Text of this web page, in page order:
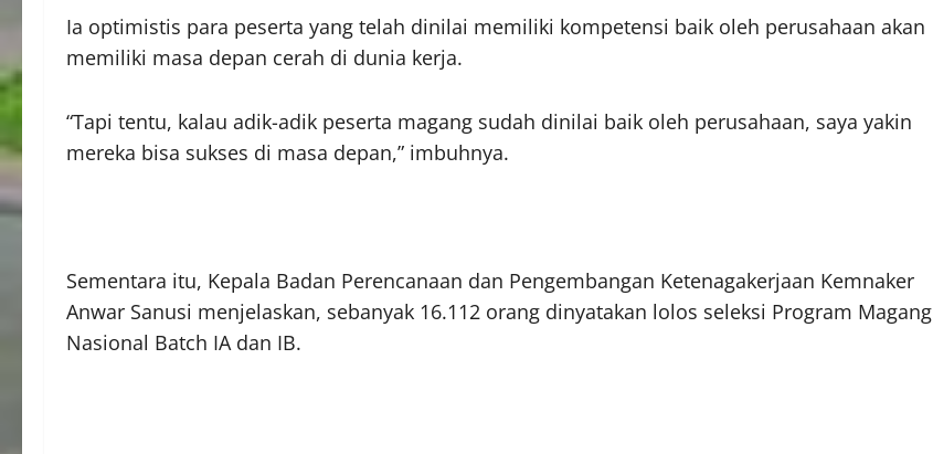
Ia optimistis para peserta yang telah dinilai memiliki kompetensi baik oleh perusahaan akan
memiliki masa depan cerah di dunia kerja.
“Tapi tentu, kalau adik-adik peserta magang sudah dinilai baik oleh perusahaan, saya yakin
mereka bisa sukses di masa depan,” imbuhnya.
Sementara itu, Kepala Badan Perencanaan dan Pengembangan Ketenagakerjaan Kemnaker
Anwar Sanusi menjelaskan, sebanyak 16.112 orang dinyatakan lolos seleksi Program Magang
Nasional Batch IA dan IB.